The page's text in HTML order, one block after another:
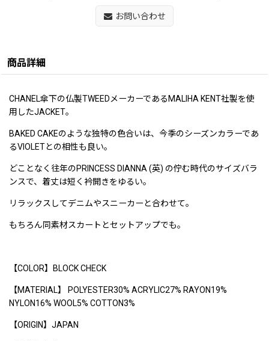
お問い合わせ
商品詳細
CHANEL傘下の仏製TWEEDメーカーであるMALIHA KENT社製を使
用したJACKET。
BAKED CAKEのような独特の色合いは、今季のシーズンカラーであ
るVIOLETとの相性も良い。
どことなく往年のPRINCESS DIANNA (英) の佇む時代のサイズバラ
ンスで、着丈は短く衿開きをゆるい。
リラックスしてデニムやスニーカーと合わせて。
もちろん同素材スカートとセットアップでも。
【COLOR】BLOCK CHECK
【MATERIAL】 POLYESTER30% ACRYLIC27% RAYON19%
NYLON16% WOOL5% COTTON3%
【ORIGIN】JAPAN